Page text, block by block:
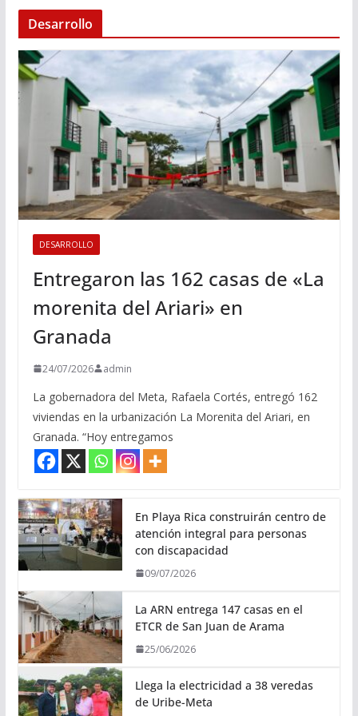
Desarrollo
DESARROLLO
Entregaron las 162 casas de «La
morenita del Ariari» en
Granada
24/07/2026 admin
La gobernadora del Meta, Rafaela Cortés, entregó 162
viviendas en la urbanización La Morenita del Ariari, en
Granada. “Hoy entregamos
En Playa Rica construirán centro de
atención integral para personas
con discapacidad
09/07/2026
La ARN entrega 147 casas en el
ETCR de San Juan de Arama
25/06/2026
Llega la electricidad a 38 veredas
de Uribe-Meta